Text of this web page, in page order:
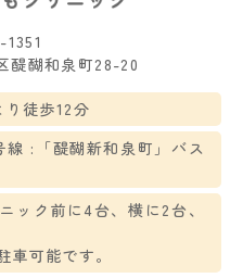
1351
醍醐和泉町28-20
徒歩12分
:「醍醐新和泉町」バス
ク前に4台、横に2台、
可能です。